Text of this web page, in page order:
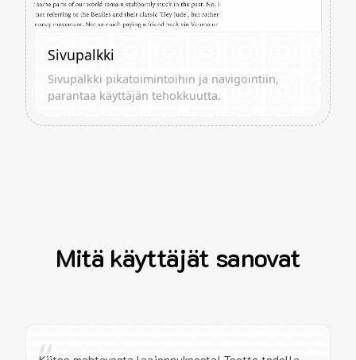
Sivupalkki
Sivupalkki pikatoimintoihin ja navigointiin,
parantaa käyttäjän tehokkuutta.
Mitä käyttäjät sanovat